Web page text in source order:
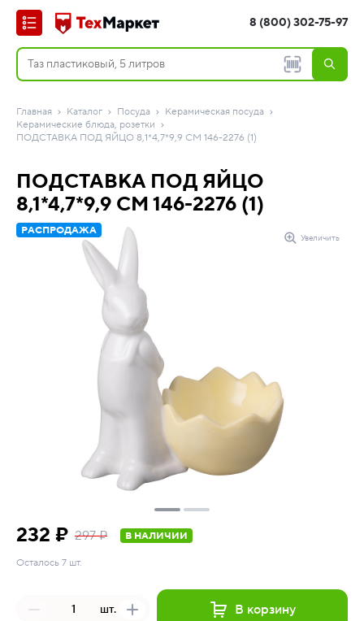
8 (800) 302-75-97
Главная Каталог Посуда
Керамическая посуда
Керамические блюда, розетки
ПОДСТАВКА ПОД ЯЙЦО 8,1*4,7*9,9 СМ 146-2276 (1)
ПОДСТАВКА ПОД ЯЙЦО
8,1*4,7*9,9 СМ 146-2276 (1)
РАСПРОДАЖА
Увеличить
232 ₽ 297 ₽ В НАЛИЧИИ
Осталось 7 шт.
шт. В корзину